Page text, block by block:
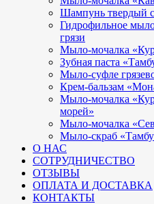
Шампунь твердый с
Гидрофильное
грязи
Мыло-мочалка
Зубная паста
Мыло-суфле
Крем-бальзам
Мыло-мочалка
морей»
Мыло-мочалка
Мыло-скраб
О НАС
СОТРУДНИЧЕСТВО
ОТЗЫВЫ
ОПЛАТА И ДОСТАВКА
КОНТАКТЫ